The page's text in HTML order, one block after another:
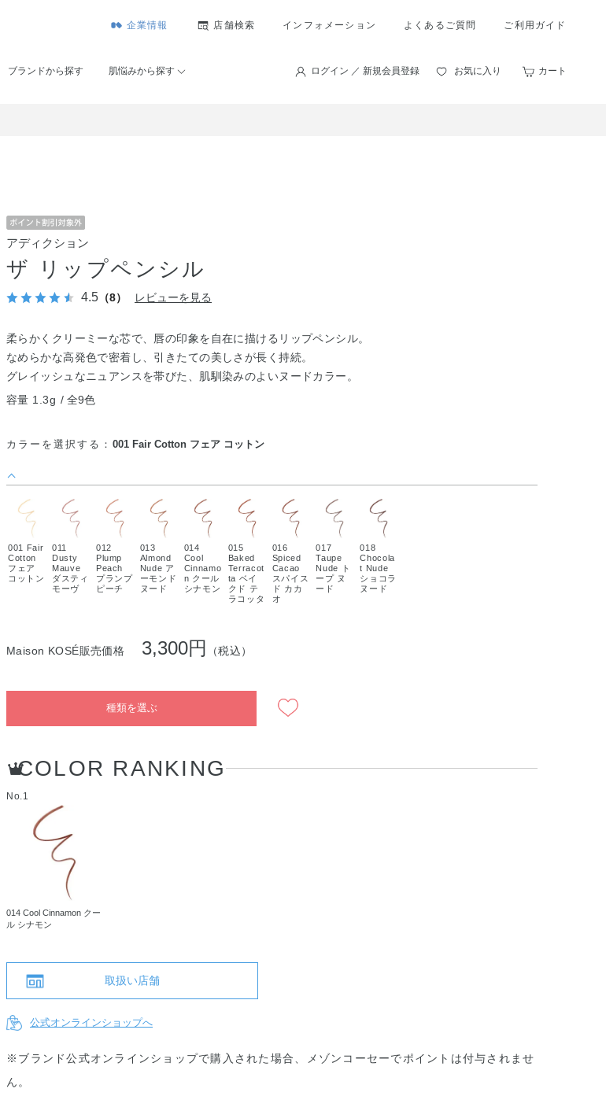
企業情報 店舗検索 インフォメーション よくあるご質問 ご利用ガイド
ブランドから探す 肌悩みから探す ログイン ／ 新規会員登録 お気に入り カート
アディクション
ザ リップペンシル
4.5 （8） レビューを見る
柔らかくクリーミーな芯で、唇の印象を自在に描けるリップペンシル。
なめらかな高発色で密着し、引きたての美しさが長く持続。
グレイッシュなニュアンスを帯びた、肌馴染みのよいヌードカラー。
容量 1.3g
全9色
カラーを選択する： 001 Fair Cotton フェア コットン
001 Fair
Cotton
フェア
コットン
011
Dusty
Mauve
ダスティ
モーヴ
012
Plump
Peach
プランプ
ピーチ
013
Almond
Nude ア
ーモンド
ヌード
014
Cool
Cinnamo
n クール
シナモン
015
Baked
Terracot
ta ベイ
クド テ
ラコッタ
016
Spiced
Cacao
スパイス
ド カカ
オ
017
Taupe
Nude ト
ープ ヌ
ード
018
Chocola
t Nude
ショコラ
ヌード
Maison KOSÉ販売価格 3,300円 （税込）
種類を選ぶ
COLOR RANKING
No.1
014 Cool Cinnamon クー
ル シナモン
取扱い店舗
公式オンラインショップへ
※ブランド公式オンラインショップで購入された場合、メゾンコーセーでポイントは付与されませ
ん。